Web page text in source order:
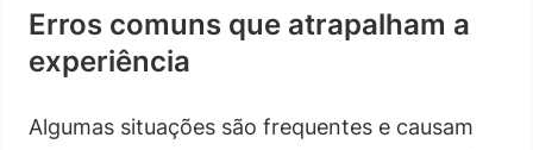
Erros comuns que atrapalham a
experiência
Algumas situações são frequentes e causam